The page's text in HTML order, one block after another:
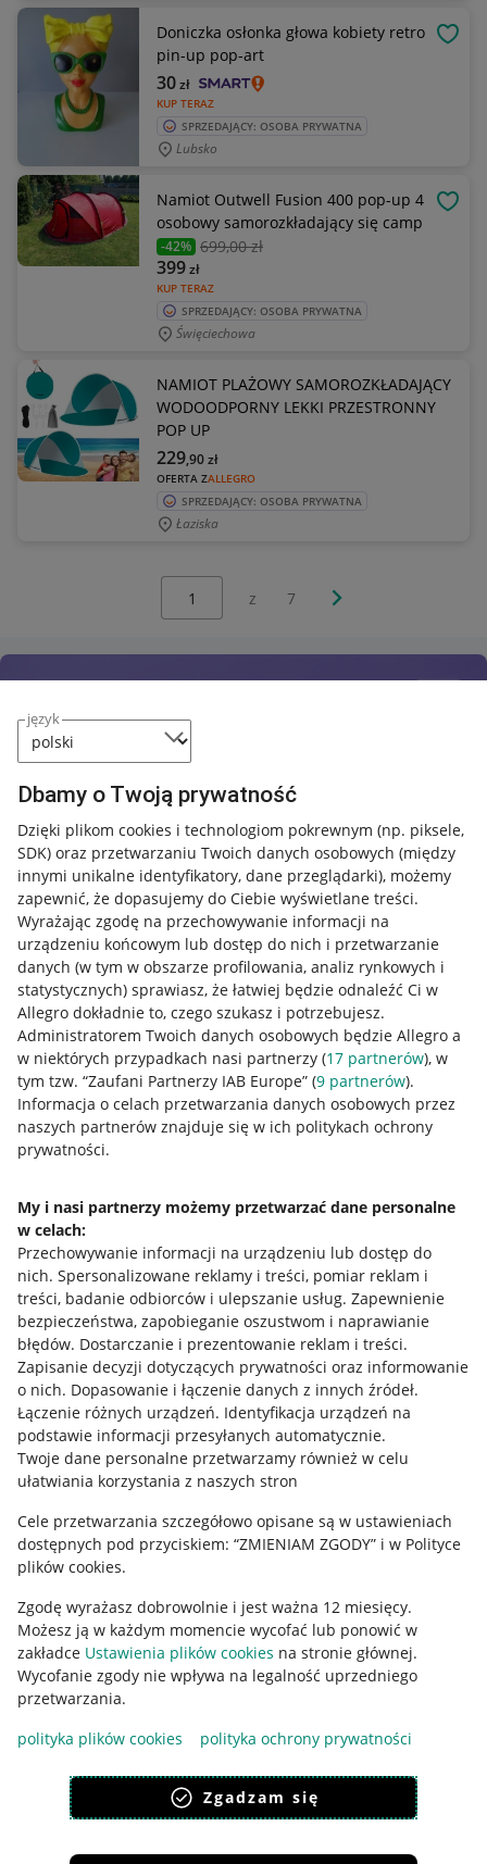
język
Dbamy o Twoją prywatność
Dzięki plikom cookies i technologiom pokrewnym (np. piksele,
SDK) oraz przetwarzaniu Twoich danych osobowych (między
innymi unikalne identyfikatory, dane przeglądarki), możemy
zapewnić, że dopasujemy do Ciebie wyświetlane treści.
Wyrażając zgodę na przechowywanie informacji na
urządzeniu końcowym lub dostęp do nich i przetwarzanie
danych (w tym w obszarze profilowania, analiz rynkowych i
statystycznych) sprawiasz, że łatwiej będzie odnaleźć Ci w
Allegro dokładnie to, czego szukasz i potrzebujesz.
Administratorem Twoich danych osobowych będzie Allegro a
w niektórych przypadkach nasi partnerzy (17 partnerów), w
tym tzw. “Zaufani Partnerzy IAB Europe” (9 partnerów).
Informacja o celach przetwarzania danych osobowych przez
naszych partnerów znajduje się w ich politykach ochrony
prywatności.
My i nasi partnerzy możemy przetwarzać dane personalne
w celach:
Przechowywanie informacji na urządzeniu lub dostęp do
nich. Spersonalizowane reklamy i treści, pomiar reklam i
treści, badanie odbiorców i ulepszanie usług. Zapewnienie
bezpieczeństwa, zapobieganie oszustwom i naprawianie
błędów. Dostarczanie i prezentowanie reklam i treści.
Zapisanie decyzji dotyczących prywatności oraz informowanie
o nich. Dopasowanie i łączenie danych z innych źródeł.
Łączenie różnych urządzeń. Identyfikacja urządzeń na
podstawie informacji przesyłanych automatycznie.
Twoje dane personalne przetwarzamy również w celu
ułatwiania korzystania z naszych stron
Cele przetwarzania szczegółowo opisane są w ustawieniach
dostępnych pod przyciskiem: “ZMIENIAM ZGODY” i w Polityce
plików cookies.
Zgodę wyrażasz dobrowolnie i jest ważna 12 miesięcy.
Możesz ją w każdym momencie wycofać lub ponowić w
zakładce Ustawienia plików cookies na stronie głównej.
Wycofanie zgody nie wpływa na legalność uprzedniego
przetwarzania.
polityka plików cookies
polityka ochrony prywatności
Zgadzam się
Doniczka osłonka głowa kobiety retro
pin-up pop-art
KUP TERAZ
30zł
SPRZEDAJĄCY: OSOBA PRYWATNA
Lubsko
Namiot Outwell Fusion 400 pop-up 4
osobowy samorozkładający się camp
-42% 699,00 zł
KUP TERAZ
399zł
SPRZEDAJĄCY: OSOBA PRYWATNA
Święciechowa
NAMIOT PLAŻOWY SAMOROZKŁADAJĄCY
WODOODPORNY LEKKI PRZESTRONNY
POP UP
OFERTA ZALLEGRO
229,90zł
SPRZEDAJĄCY: OSOBA PRYWATNA
Łaziska
z 7 Następna strona
Przydatne informacje
Jak to działa
Allegro Gadane dla sprzedających
Allegro Gadane dla kupujących
Mapa miejscowości
Informacje prawne
Regulamin
Polityka plików "cookies"
Ustawienia plików "cookies"
Udostępnianie lokalizacji
Informacje dla Aktu o Usługach Cyfrowych
Pobierz aplikację